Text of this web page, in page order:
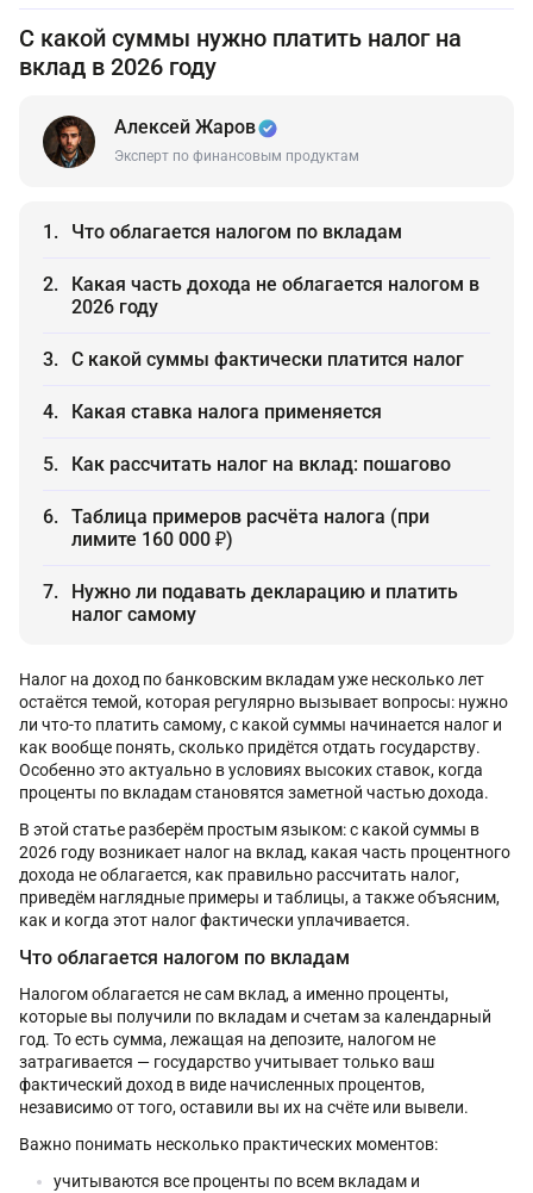
С какой суммы нужно платить налог на
вклад в 2026 году
Алексей Жаров
Эксперт по финансовым продуктам
Что облагается налогом по вкладам
Какая часть дохода не облагается налогом в
2026 году
С какой суммы фактически платится налог
Какая ставка налога применяется
Как рассчитать налог на вклад: пошагово
Таблица примеров расчёта налога (при
лимите 160 000 ₽)
Нужно ли подавать декларацию и платить
налог самому
Налог на доход по банковским вкладам уже несколько лет
остаётся темой, которая регулярно вызывает вопросы: нужно
ли что-то платить самому, с какой суммы начинается налог и
как вообще понять, сколько придётся отдать государству.
Особенно это актуально в условиях высоких ставок, когда
проценты по вкладам становятся заметной частью дохода.
В этой статье разберём простым языком: с какой суммы в
2026 году возникает налог на вклад, какая часть процентного
дохода не облагается, как правильно рассчитать налог,
приведём наглядные примеры и таблицы, а также объясним,
как и когда этот налог фактически уплачивается.
Что облагается налогом по вкладам
Налогом облагается не сам вклад, а именно проценты,
которые вы получили по вкладам и счетам за календарный
год. То есть сумма, лежащая на депозите, налогом не
затрагивается — государство учитывает только ваш
фактический доход в виде начисленных процентов,
независимо от того, оставили вы их на счёте или вывели.
Важно понимать несколько практических моментов:
учитываются все проценты по всем вкладам и